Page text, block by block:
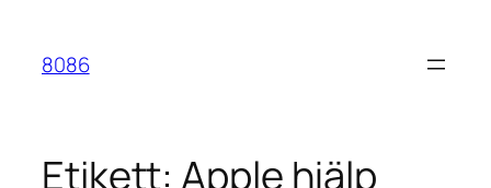
innehåll
8086
Etikett:Apple hjälp